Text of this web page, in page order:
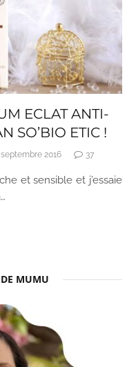
ECLAT ANTI-
SO’BIO ETIC !
septembre 2016 37
et sensible et j’essaie
MUMU